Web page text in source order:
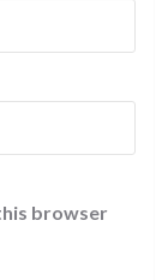
browser